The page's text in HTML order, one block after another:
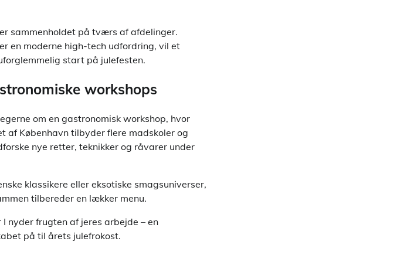
sammenholdet på tværs af afdelinger.
en moderne high-tech udfordring, vil et
start på julefesten.
workshops
om en gastronomisk workshop, hvor
af København tilbyder flere madskoler og
nye retter, teknikker og råvarer under
klassikere eller eksotiske smagsuniverser,
tilbereder en lækker menu.
nyder frugten af jeres arbejde – en
på til årets julefrokost.